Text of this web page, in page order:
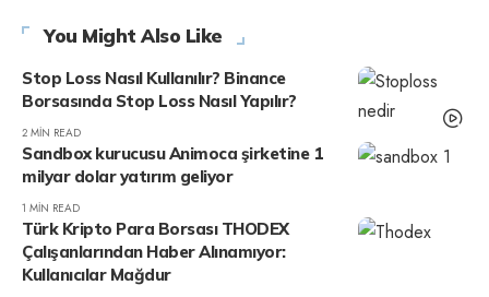
You Might Also Like
Stop Loss Nasıl Kullanılır? Binance
Borsasında Stop Loss Nasıl Yapılır?
2 MIN READ
Sandbox kurucusu Animoca şirketine 1
milyar dolar yatırım geliyor
1 MIN READ
Türk Kripto Para Borsası THODEX
Çalışanlarından Haber Alınamıyor:
Kullanıcılar Mağdur